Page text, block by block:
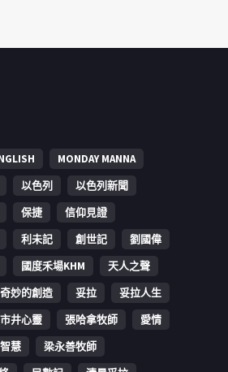
MONDAY MANNA
以色列
以色列新聞
保捷
信仰見證
利未記 創世記
劉國偉
國度禾場KHM
天人之聲
奇妙的創造 妥拉
妥拉人生
市井心靈 張哈拿牧師
愛情
智慧
梁永善牧師